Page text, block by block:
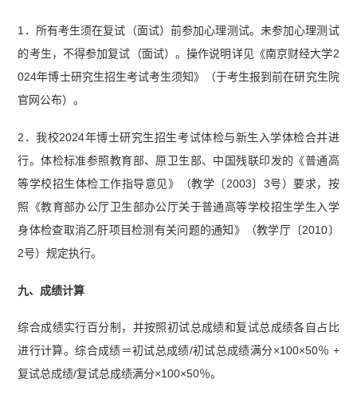
1．所有考生须在复试（面试）前参加心理测试。未参加心理测试
的考生，不得参加复试（面试）。操作说明详见《南京财经大学2
024年博士研究生招生考试考生须知》（于考生报到前在研究生院
官网公布）。
2．我校2024年博士研究生招生考试体检与新生入学体检合并进
行。体检标准参照教育部、原卫生部、中国残联印发的《普通高
等学校招生体检工作指导意见》（教学〔2003〕3号）要求，按
照《教育部办公厅卫生部办公厅关于普通高等学校招生学生入学
身体检查取消乙肝项目检测有关问题的通知》（教学厅〔2010〕
2号）规定执行。
九、成绩计算
综合成绩实行百分制，并按照初试总成绩和复试总成绩各自占比
进行计算。综合成绩＝初试总成绩/初试总成绩满分×100×50％ +
复试总成绩/复试总成绩满分×100×50％。